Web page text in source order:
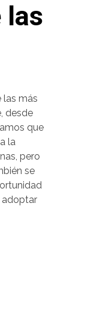
las
las más
desde
que
la
pero
se
adoptar